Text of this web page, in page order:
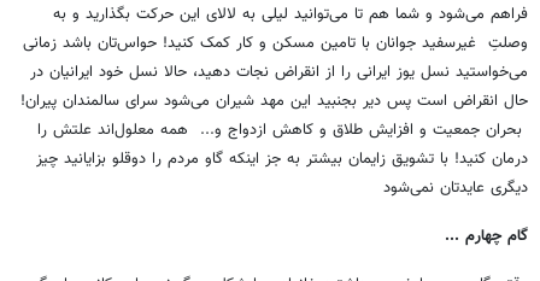
فراهم می‌شود و شما هم تا می‌توانید لیلی به لالای این حرکت بگذارید و به
وصلتِ غیرسفید جوانان با تامین مسکن و کار کمک کنید! حواس‌تان باشد زمانی
می‌خواستید نسل یوز ایرانی را از انقراض نجات دهید، حالا نسل خود ایرانیان در
حال انقراض است پس دیر بجنبید این مهد شیران می‌شود سرای سالمندان پیران!
بحران جمعیت و افزایش طلاق و کاهش ازدواج و... همه معلول‌اند علتش را
درمان کنید! با تشویق زایمان بیشتر به جز اینکه گاو مردم را دوقلو بزایانید چیز
دیگری عایدتان نمی‌شود
گام چهارم ...